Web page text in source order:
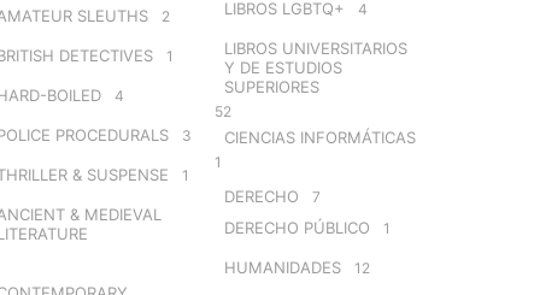
SLEUTHS 2
DETECTIVES 1
BOILED 4
PROCEDURALS 3
& SUSPENSE 1
& MEDIEVAL
LIBROS LGBTQ+ 4
LIBROS UNIVERSITARIOS
Y DE ESTUDIOS
SUPERIORES
52
CIENCIAS INFORMÁTICAS
1
DERECHO 7
DERECHO PÚBLICO 1
HUMANIDADES 12